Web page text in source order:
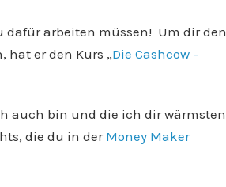
dafür arbeiten müssen! Um dir den
er den Kurs „Die Cashcow –
auch bin und die ich dir wärmsten
die du in derMoney Maker